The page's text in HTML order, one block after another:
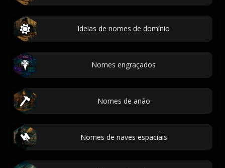
Ideias de nomes de domínio
Nomes engraçados
Nomes de anão
Nomes de naves espaciais